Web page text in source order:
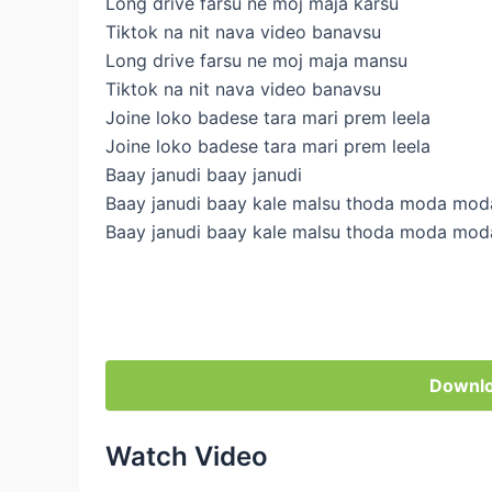
Tiktok na nit nava video banavsu
Long drive farsu ne moj maja mansu
Tiktok na nit nava video banavsu
Joine loko badese tara mari prem leela
Joine loko badese tara mari prem leela
Baay janudi baay janudi
Baay janudi baay kale malsu thoda moda
Baay janudi baay kale malsu thoda moda
Watch Video